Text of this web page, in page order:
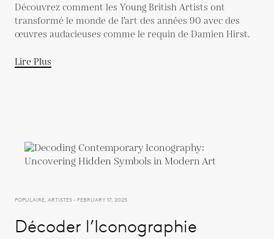
1990
Découvrez comment les Young British Artists ont
transformé le monde de l’art des années 90 avec des
œuvres audacieuses comme le requin de Damien Hirst.
Lire Plus
POPULAIRE, ARTISTES - FEBRUARY 17, 2025
Décoder l’Iconographie